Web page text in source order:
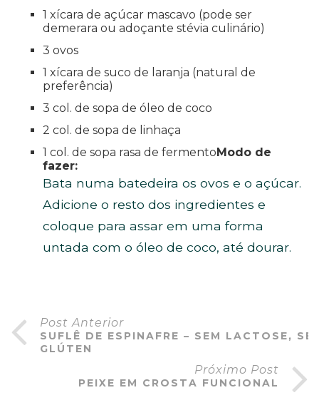
1 xícara de açúcar mascavo (pode ser
demerara ou adoçante stévia culinário)
3 ovos
1 xícara de suco de laranja (natural de
preferência)
3 col. de sopa de óleo de coco
2 col. de sopa de linhaça
1 col. de sopa rasa de fermentoModo de
fazer:
Bata numa batedeira os ovos e o açúcar.
Adicione o resto dos ingredientes e
coloque para assar em uma forma
untada com o óleo de coco, até dourar.
Post Anterior
SUFLÊ DE ESPINAFRE – SEM LACTOSE,
GLÚTEN
Próximo Post
PEIXE EM CROSTA FUNCIONAL